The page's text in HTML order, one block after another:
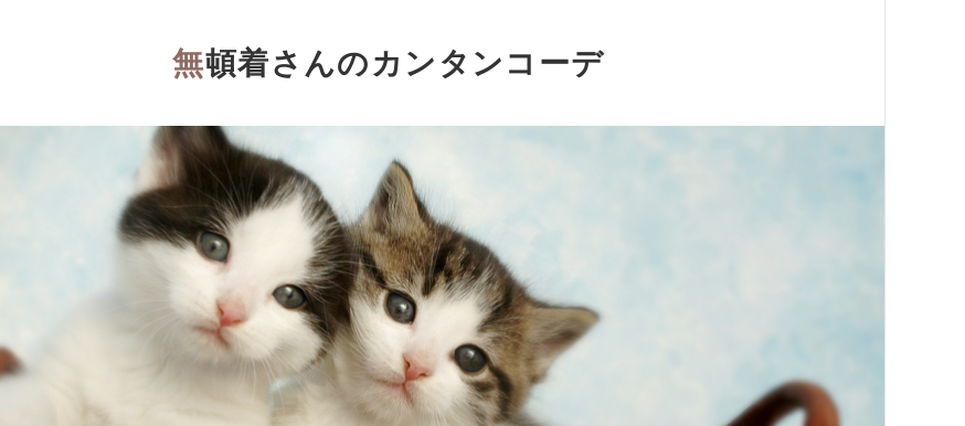
無頓着さんのカンタンコーデ